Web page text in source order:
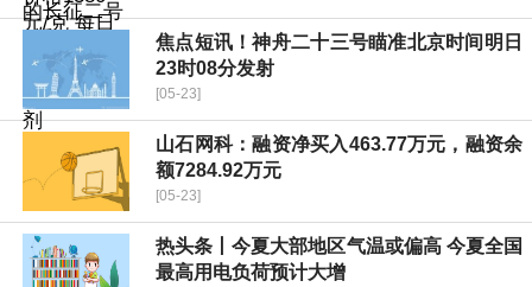
焦点短讯！神舟二十三号瞄准北京时间明日
23时08分发射
[05-23]
山石网科：融资净买入463.77万元，融资余
额7284.92万元
[05-23]
热头条丨今夏大部地区气温或偏高 今夏全国
最高用电负荷预计大增